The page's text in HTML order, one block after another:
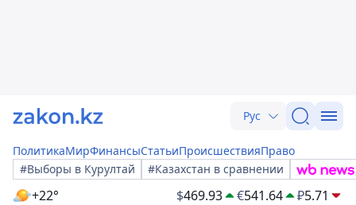
Рус
ПолитикаМирФинансыСтатьиПроисшествияПраво
#Выборы в Курултай
#Казахстан в сравнении
+22° $469.93 €541.64 ₽5.71